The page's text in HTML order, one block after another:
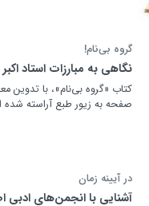
گروه بی‌نام!
نگاهی به مبارزات استاد
صفحه به زیور طبع آراسته
در آیینه زمان
آشنایی با انجمن‌های ادبی